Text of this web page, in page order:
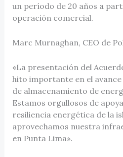
un período de 20 años a
operación comercial.
Marc Murnaghan, CEO de
«La presentación del
hito importante en el
de almacenamiento de
Estamos orgullosos de
resiliencia energética de la
aprovechamos nuestra
en Punta Lima».